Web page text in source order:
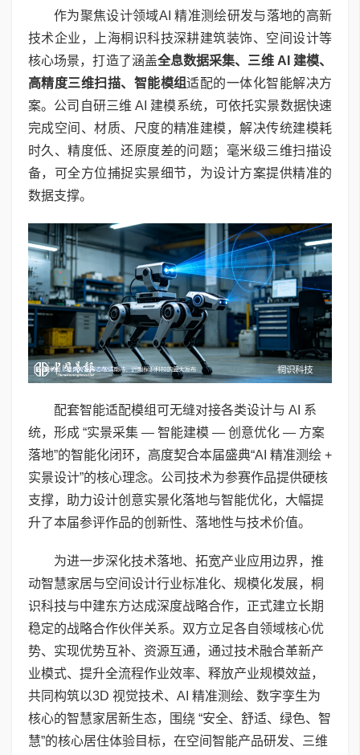
作为聚焦设计领域AI 精准测绘研发与落地的高新
技术企业，上海桐识科技深耕建筑装饰、空间设计等
核心场景，打造了涵盖全息数据采集、三维 AI 建模、
高精度三维扫描、智能模组适配的一体化智能解决方
案。公司自研三维 AI 建模系统，可依托实景数据快速
完成空间、材质、尺度的精准建模，解决传统建模耗
时久、精度低、还原度差的问题；毫米级三维扫描设
备，可全方位捕捉实景细节，为设计方案提供精准的
数据支撑。
配套智能适配模组可无缝对接各类设计与 AI 系
统，形成 “实景采集 — 智能建模 — 创意优化 — 方案
落地”的智能化闭环，高度契合本届盛典“AI 精准测绘 +
实景设计”的核心理念。公司技术为参赛作品提供硬核
支撑，助力设计创意实景化落地与智能优化，大幅提
升了本届参评作品的创新性、落地性与技术价值。
为进一步深化技术落地、拓宽产业应用边界，推
动智慧家居与空间设计行业标准化、规模化发展，桐
识科技与中建东方达成深度战略合作，正式建立长期
稳定的战略合作伙伴关系。双方立足各自领域核心优
势、实现优势互补、资源互通，通过技术融合革新产
业模式、提升全流程作业效率、释放产业规模效益，
共同构筑以3D 视觉技术、AI 精准测绘、数字孪生为
核心的智慧家居新生态，围绕 “安全、舒适、绿色、智
慧”的核心居住体验目标，在空间智能产品研发、三维